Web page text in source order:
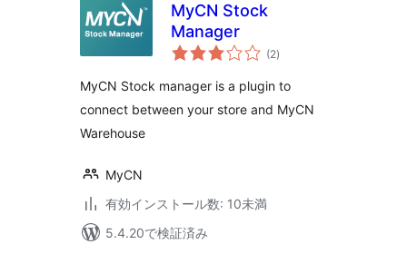
MyCN Stock
Manager
(2個
の
価
)
MyCN Stock manager is a plugin to
connect between your store and MyCN
Warehouse
MyCN
有効インストール数: 10未満
5.4.20で検証済み